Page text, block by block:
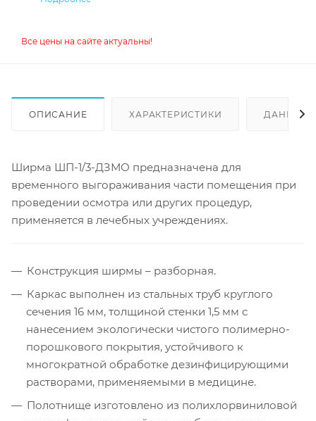
Все цены на сайте актуальны!
ОПИСАНИЕ ХАРАКТЕРИСТИКИ ДАННЫЕ
Ширма ШП-1/3-ДЗМО предназначена для
временного выгораживания части помещения при
проведении осмотра или других процедур,
применяется в лечебных учреждениях.
Конструкция ширмы – разборная.
Каркас выполнен из стальных труб круглого
сечения 16 мм, толщиной стенки 1,5 мм с
нанесением экологически чистого полимерно-
порошкового покрытия, устойчивого к
многократной обработке дезинфицирующими
растворами, применяемыми в медицине.
Полотнище изготовлено из полихлорвиниловой